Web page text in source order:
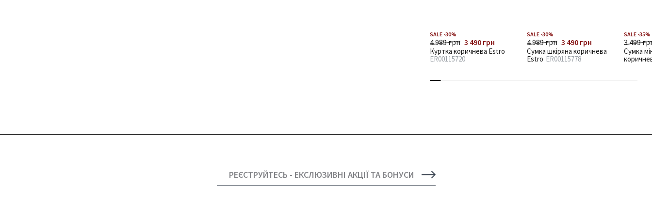
SALE -30%
4 989 грн 3 490 грн
Куртка коричнева Estro
ER00115720
SALE -30%
4 989 грн 3 490 грн
Сумка шкіряна коричнева
Estro ER00115778
SALE -35%
3 499
Сумка
РЕЄСТРУЙТЕСЬ - ЕКСЛЮЗИВНІ АКЦІЇ ТА БОНУСИ